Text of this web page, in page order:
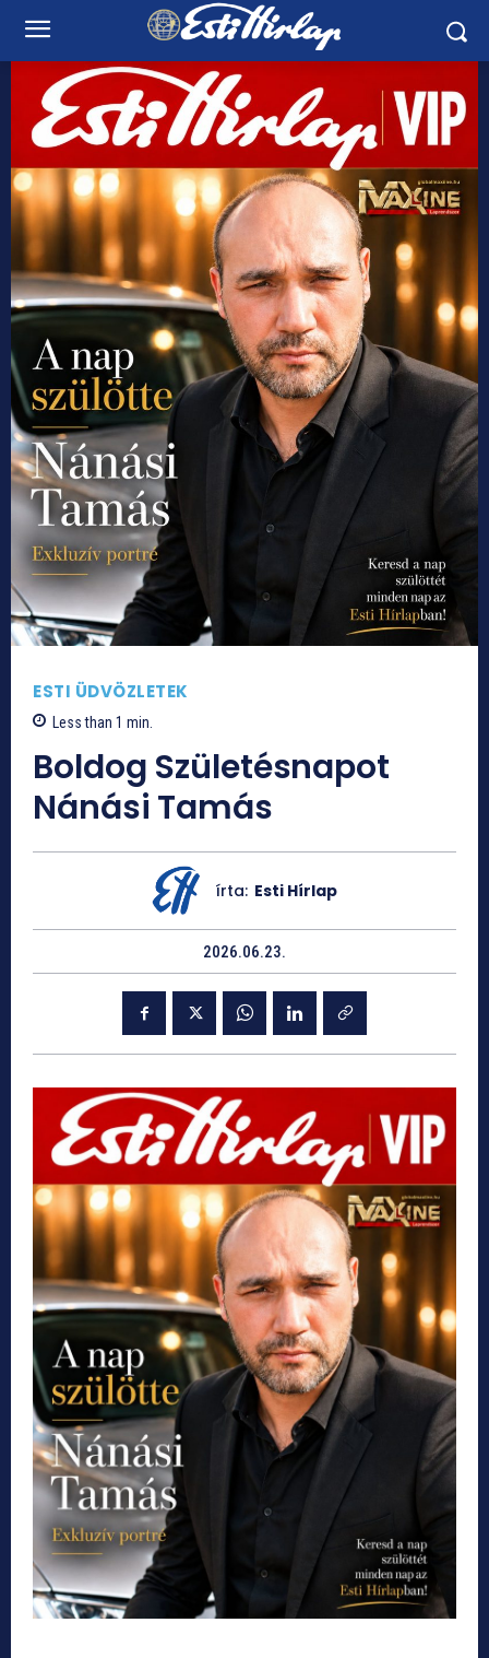
ESTI ÜDVÖZLETEK
Less than 1 min.
Boldog Születésnapot
Nánási Tamás
írta: Esti Hírlap
2026.06.23.